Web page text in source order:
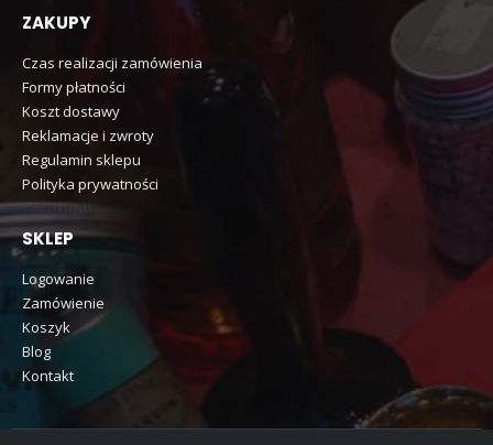
ZAKUPY
Czas realizacji zamówienia
Formy płatności
Koszt dostawy
Reklamacje i zwroty
Regulamin sklepu
Polityka prywatności
SKLEP
Logowanie
Zamówienie
Koszyk
Blog
Kontakt